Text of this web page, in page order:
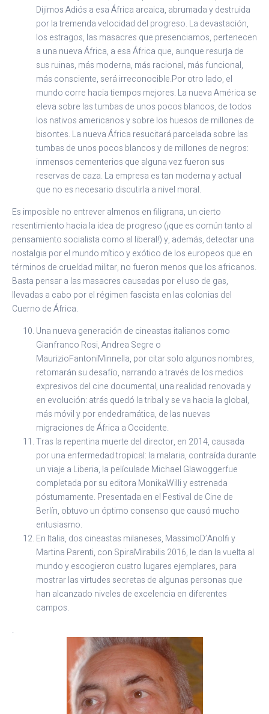
Dijimos Adiós a esa África arcaica, abrumada y destruida
por la tremenda velocidad del progreso. La devastación,
los estragos, las masacres que presenciamos, pertenecen
a una nueva África, a esa África que, aunque resurja de
sus ruinas, más moderna, más racional, más funcional,
más consciente, será irreconocible.Por otro lado, el
mundo corre hacia tiempos mejores. La nueva América se
eleva sobre las tumbas de unos pocos blancos, de todos
los nativos americanos y sobre los huesos de millones de
bisontes. La nueva África resucitará parcelada sobre las
tumbas de unos pocos blancos y de millones de negros:
inmensos cementerios que alguna vez fueron sus
reservas de caza. La empresa es tan moderna y actual
que no es necesario discutirla a nivel moral.
Es imposible no entrever almenos en filigrana, un cierto
resentimiento hacia la idea de progreso (¡que es común tanto al
pensamiento socialista como al liberal!) y, además, detectar una
nostalgia por el mundo mítico y exótico de los europeos que en
términos de crueldad militar, no fueron menos que los africanos.
Basta pensar a las masacres causadas por el uso de gas,
llevadas a cabo por el régimen fascista en las colonias del
Cuerno de África.
Una nueva generación de cineastas italianos como
Gianfranco Rosi, Andrea Segre o
MaurizioFantoniMinnella, por citar solo algunos nombres,
retomarán su desafío, narrando a través de los medios
expresivos del cine documental, una realidad renovada y
en evolución: atrás quedó la tribal y se va hacia la global,
más móvil y por endedramática, de las nuevas
migraciones de África a Occidente.
Tras la repentina muerte del director, en 2014, causada
por una enfermedad tropical: la malaria, contraída durante
un viaje a Liberia, la películade Michael Glawoggerfue
completada por su editora MonikaWilli y estrenada
póstumamente. Presentada en el Festival de Cine de
Berlín, obtuvo un óptimo consenso que causó mucho
entusiasmo.
En Italia, dos cineastas milaneses, MassimoD’Anolfi y
Martina Parenti, con SpiraMirabilis 2016, le dan la vuelta al
mundo y escogieron cuatro lugares ejemplares, para
mostrar las virtudes secretas de algunas personas que
han alcanzado niveles de excelencia en diferentes
campos.
.